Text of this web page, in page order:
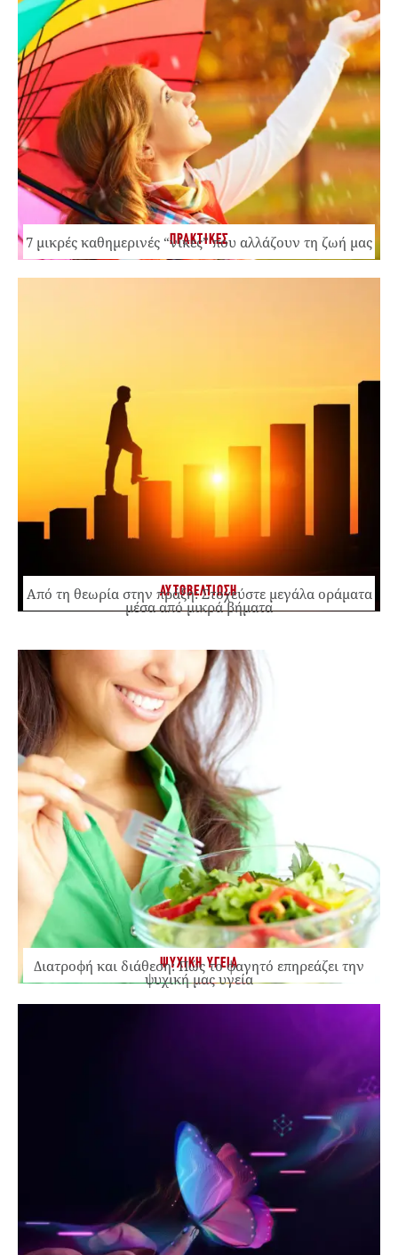
ΠΡΑΚΤΙΚΕΣ
7 μικρές καθημερινές “νίκες” που αλλάζουν τη ζωή μας
ΑΥΤΟΒΕΛΤΙΩΣΗ
Από τη θεωρία στην πράξη: Στοχεύστε μεγάλα οράματα
μέσα από μικρά βήματα
ΨΥΧΙΚΗ ΥΓΕΙΑ
Διατροφή και διάθεση: Πώς το φαγητό επηρεάζει την
ψυχική μας υγεία